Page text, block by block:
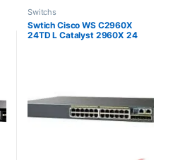
Switchs
Swtich Cisco WS C2960X
24TD L Catalyst 2960X 24